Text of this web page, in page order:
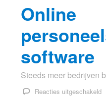
Online
software
Steeds meer bedrijven
Reacties uitgeschakeld